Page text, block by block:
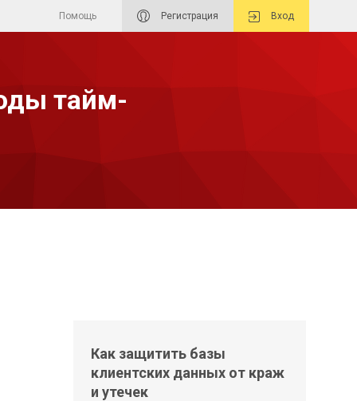
Помощь Регистрация Вход
тайм-
Как защитить базы
клиентских данных от краж
и утечек